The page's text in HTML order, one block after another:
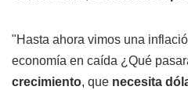
"Hasta ahora vimos una
economía en caída ¿Qué
crecimiento, que necesita